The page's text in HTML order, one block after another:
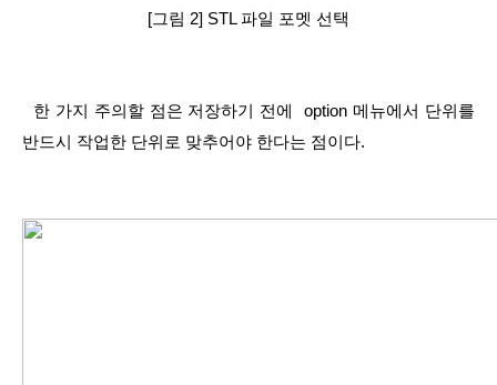
[그림 2] STL 파일 포멧 선택
반드시 작업한 단위로 맞추어야 한다는 점이다.